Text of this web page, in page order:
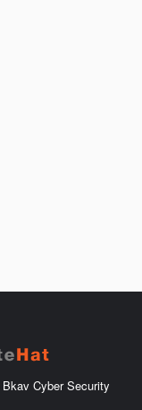
Bkav Cyber Security